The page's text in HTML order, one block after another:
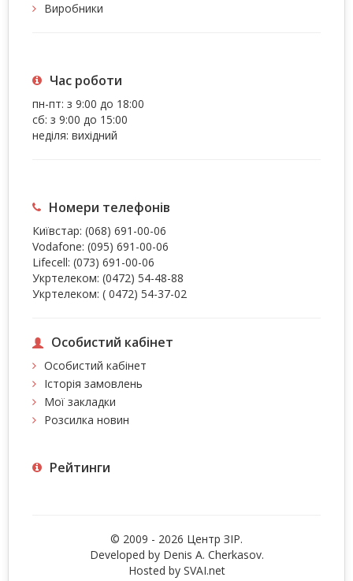
Виробники
Час роботи
пн-пт: з 9:00 до 18:00
сб: з 9:00 до 15:00
неділя: вихідний
Номери телефонів
Київстар: (068) 691-00-06
Vodafone: (095) 691-00-06
Lifecell: (073) 691-00-06
Укртелеком: (0472) 54-48-88
Укртелеком: ( 0472) 54-37-02
Особистий кабінет
Особистий кабінет
Історія замовлень
Мої закладки
Розсилка новин
Рейтинги
© 2009 - 2026 Центр ЗIР.
Developed by Denis A. Cherkasov.
Hosted by SVAI.net